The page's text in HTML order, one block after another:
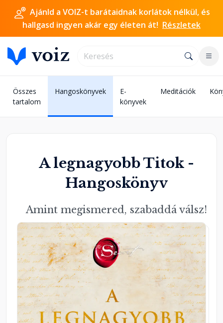
Ajánld a VOIZ-t barátaidnak korlátok nélkül, és
hallgasd ingyen akár egy életen át! Részletek
Összes
tartalom
Hangoskönyvek
E-
könyvek
Meditációk
A legnagyobb Titok -
Hangoskönyv
Amint megismered, szabaddá válsz!